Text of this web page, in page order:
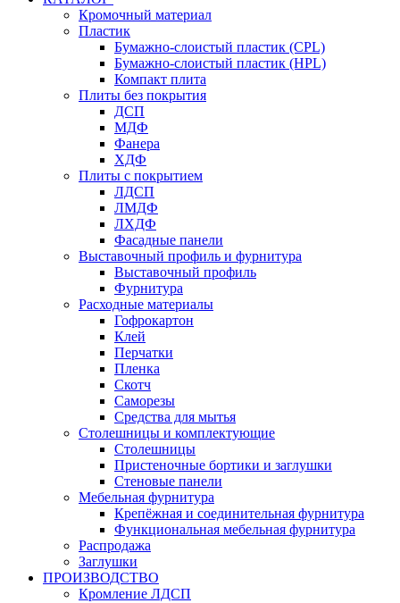
Кромочный материал
Пластик
Бумажно-слоистый пластик (CPL)
Бумажно-слоистый пластик (HPL)
Компакт плита
Плиты без покрытия
ДСП
МДФ
Фанера
ХДФ
Плиты с покрытием
ЛДСП
ЛМДФ
ЛХДФ
Фасадные панели
Выставочный профиль и фурнитура
Выставочный профиль
Фурнитура
Расходные материалы
Гофрокартон
Клей
Перчатки
Пленка
Скотч
Саморезы
Средства для мытья
Столешницы и комплектующие
Столешницы
Пристеночные бортики и заглушки
Стеновые панели
Мебельная фурнитура
Крепёжная и соединительная фурнитура
Функциональная мебельная фурнитура
Распродажа
Заглушки
ПРОИЗВОДСТВО
Кромление ЛДСП